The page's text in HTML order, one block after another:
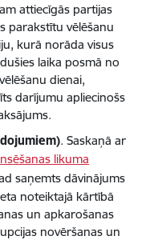
attiecīgās partijas
parakstītu vēlēšanu
kurā norāda visus
laika posmā no
dienai,
darījumu apliecinošs
. Saskaņā ar
likuma
saņemts dāvinājums
noteiktajā kārtībā
un apkarošanas
novēršanas un